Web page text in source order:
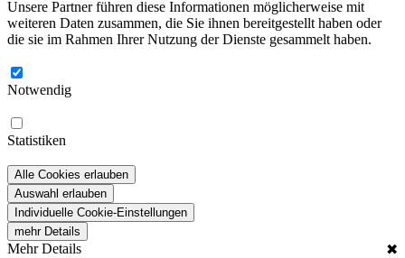
Unsere Partner führen diese Informationen möglicherweise mit
weiteren Daten zusammen, die Sie ihnen bereitgestellt haben oder
die sie im Rahmen Ihrer Nutzung der Dienste gesammelt haben.
Notwendig
Statistiken
Alle Cookies erlauben
Auswahl erlauben
Individuelle Cookie-Einstellungen
mehr Details
Mehr Details ✖